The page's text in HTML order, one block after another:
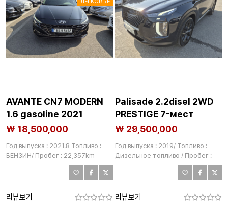
AVANTE CN7 MODERN
1.6 gasoline 2021
₩ 18,500,000
Год выпуска : 2021.8 Топливо :
БЕНЗИН/ Пробег : 22,357km
리뷰보기
Palisade 2.2disel 2WD
PRESTIGE 7-мест
₩ 29,500,000
Год выпуска : 2019/ Топливо :
Дизельное топливо / Пробег :
리뷰보기